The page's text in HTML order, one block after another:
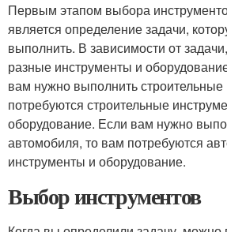
Первым этапом выбора
является определение задачи,
выполнить. В зависимости от
разные инструменты и
вам нужно выполнить
потребуются строительные
оборудование. Если вам нужно
автомобиля, то вам потребуются
инструменты и оборудование.
Выбор инструментов